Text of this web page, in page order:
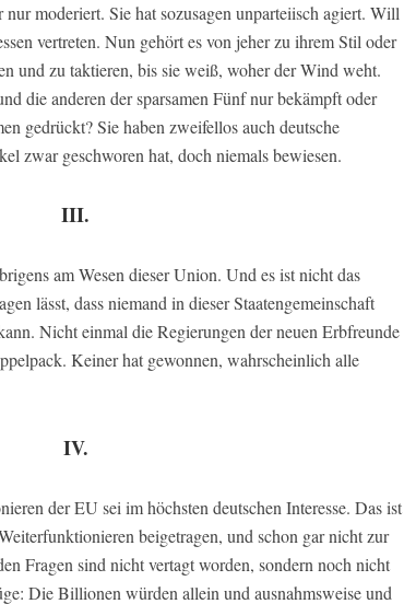
moderiert. Sie hat sozusagen unparteiisch agiert. Will
vertreten. Nun gehört es von jeher zu ihrem Stil oder
und zu taktieren, bis sie weiß, woher der Wind weht.
die anderen der sparsamen Fünf nur bekämpft oder
gedrückt? Sie haben zweifellos auch deutsche
zwar geschworen hat, doch niemals bewiesen.
III.
am Wesen dieser Union. Und es ist nicht das
lässt, dass niemand in dieser Staatengemeinschaft
Nicht einmal die Regierungen der neuen Erbfreunde
Keiner hat gewonnen, wahrscheinlich alle
IV.
der EU sei im höchsten deutschen Interesse. Das ist
beigetragen, und schon gar nicht zur
Fragen sind nicht vertagt worden, sondern noch nicht
Die Billionen würden allein und ausnahmsweise und